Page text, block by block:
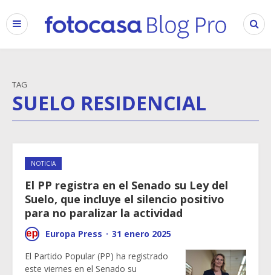
TAG
SUELO RESIDENCIAL
NOTICIA
El PP registra en el Senado su Ley del
Suelo, que incluye el silencio positivo
para no paralizar la actividad
Europa Press · 31 enero 2025
El Partido Popular (PP) ha registrado
este viernes en el Senado su